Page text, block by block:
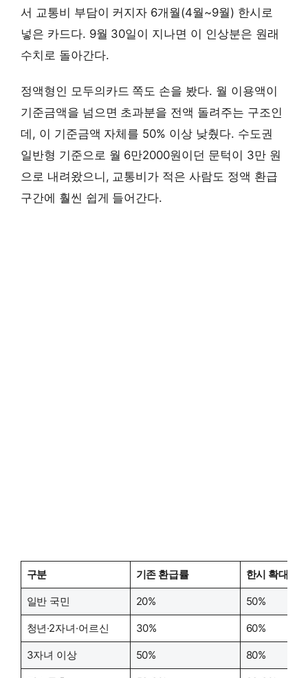
서 교통비 부담이 커지자 6개월(4월~9월) 한시로
넣은 카드다. 9월 30일이 지나면 이 인상분은 원래
수치로 돌아간다.
정액형인 모두의카드 쪽도 손을 봤다. 월 이용액이
기준금액을 넘으면 초과분을 전액 돌려주는 구조인
데, 이 기준금액 자체를 50% 이상 낮췄다. 수도권
일반형 기준으로 월 6만2000원이던 문턱이 3만 원
으로 내려왔으니, 교통비가 적은 사람도 정액 환급
구간에 훨씬 쉽게 들어간다.
구분 기존 환급률 한시 확대 환
일반 국민 20% 50%
청년·2자녀·어르신 30% 60%
3자녀 이상 50% 80%